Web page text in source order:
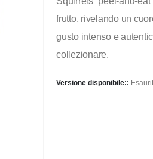
frutto, rivelando un
gusto intenso e
collezionare.
Versione disponibile::